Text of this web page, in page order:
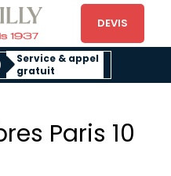
DEVIS
Service & appel
gratuit
Paris 10